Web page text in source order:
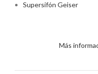
Supersifón Geiser
Más